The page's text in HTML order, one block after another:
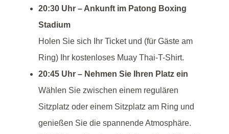
20:30 Uhr – Ankunft im Patong Boxing
Stadium
Holen Sie sich Ihr Ticket und (für Gäste am
Ring) Ihr kostenloses Muay Thai-T-Shirt.
20:45 Uhr – Nehmen Sie Ihren Platz ein
Wählen Sie zwischen einem regulären
Sitzplatz oder einem Sitzplatz am Ring und
genießen Sie die spannende Atmosphäre.